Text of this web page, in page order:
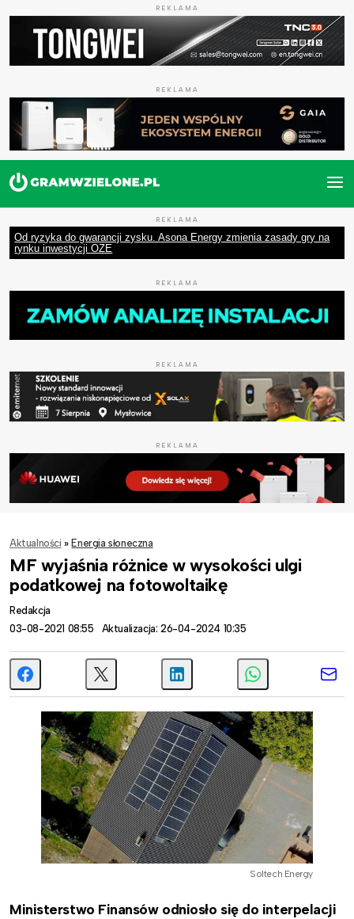
REKLAMA
REKLAMA
REKLAMA
Od ryzyka do gwarancji zysku. Asona Energy zmienia zasady gry na
rynku inwestycji OZE
REKLAMA
REKLAMA
REKLAMA
Aktualności » Energia słoneczna
MF wyjaśnia różnice w wysokości ulgi
podatkowej na fotowoltaikę
Redakcja
03-08-2021 08:55
Aktualizacja: 26-04-2024 10:35
Soltech Energy
Ministerstwo Finansów odniosło się do interpelacji